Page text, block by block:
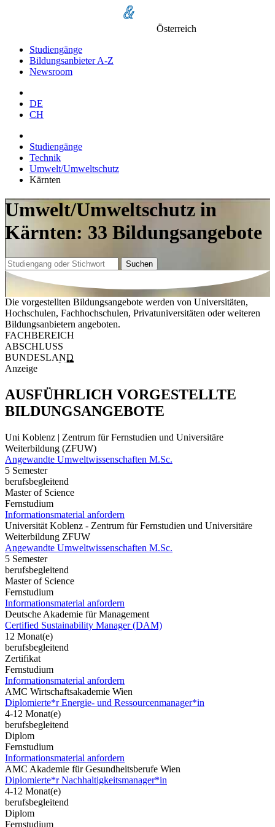
Österreich
Studiengänge
Bildungsanbieter A-Z
Newsroom
DE
CH
Studiengänge
Technik
Umwelt/Umweltschutz
Kärnten
Umwelt/Umweltschutz in
Kärnten: 33 Bildungsangebote
Suchen
Die vorgestellten Bildungsangebote werden von Universitäten,
Hochschulen, Fachhochschulen, Privatuniversitäten oder weiteren
Bildungsanbietern angeboten.
FACHBEREICH
ABSCHLUSS
BUNDESLAND
Anzeige
AUSFÜHRLICH VORGESTELLTE
BILDUNGSANGEBOTE
Uni Koblenz | Zentrum für Fernstudien und Universitäre
Weiterbildung (ZFUW)
Angewandte Umweltwissenschaften M.Sc.
5 Semester
berufsbegleitend
Master of Science
Fernstudium
Informationsmaterial anfordern
Universität Koblenz - Zentrum für Fernstudien und Universitäre
Weiterbildung ZFUW
Angewandte Umweltwissenschaften M.Sc.
5 Semester
berufsbegleitend
Master of Science
Fernstudium
Informationsmaterial anfordern
Deutsche Akademie für Management
Certified Sustainability Manager (DAM)
12 Monat(e)
berufsbegleitend
Zertifikat
Fernstudium
Informationsmaterial anfordern
AMC Wirtschaftsakademie Wien
Diplomierte*r Energie- und Ressourcenmanager*in
4-12 Monat(e)
berufsbegleitend
Diplom
Fernstudium
Informationsmaterial anfordern
AMC Akademie für Gesundheitsberufe Wien
Diplomierte*r Nachhaltigkeitsmanager*in
4-12 Monat(e)
berufsbegleitend
Diplom
Fernstudium